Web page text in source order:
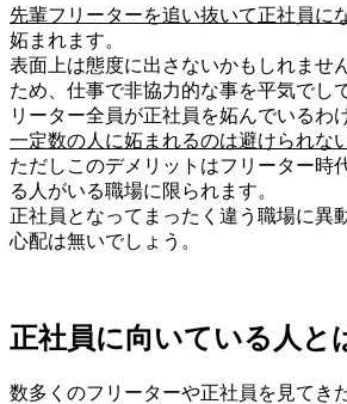
先輩フリーターを追い抜いて正社員に
妬まれます。
表面上は態度に出さないかもしれませ
ため、仕事で非協力的な事を平気でし
リーター全員が正社員を妬んでいるわ
一定数の人に妬まれるのは避けられな
ただしこのデメリットはフリーター時
る人がいる職場に限られます。
正社員となってまったく違う職場に異
心配は無いでしょう。
正社員に向いている人と
数多くのフリーターや正社員を見てき